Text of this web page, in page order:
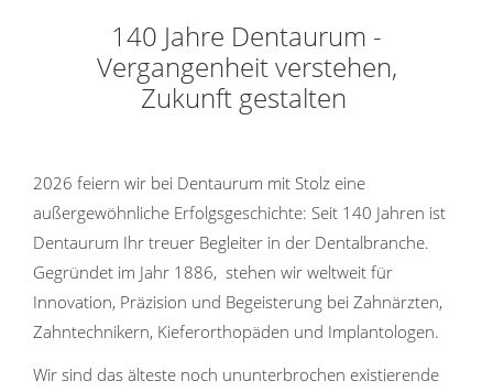
140 Jahre Dentaurum -
Vergangenheit verstehen,
Zukunft gestalten
2026 feiern wir bei Dentaurum mit Stolz eine
außergewöhnliche Erfolgsgeschichte: Seit 140 Jahren ist
Dentaurum Ihr treuer Begleiter in der Dentalbranche.
Gegründet im Jahr 1886, stehen wir weltweit für
Innovation, Präzision und Begeisterung bei Zahnärzten,
Zahntechnikern, Kieferorthopäden und Implantologen.
Wir sind das älteste noch ununterbrochen existierende